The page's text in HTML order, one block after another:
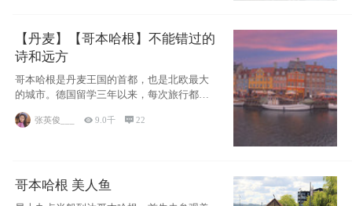
【丹麦】【哥本哈根】不能错过的
诗和远方
哥本哈根是丹麦王国的首都，也是北欧最大
的城市。德国留学三年以来，每次旅行都是
张英俊___ 9.0千 22
哥本哈根 美人鱼